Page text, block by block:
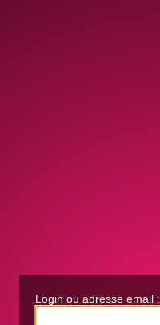
Login ou adresse email :